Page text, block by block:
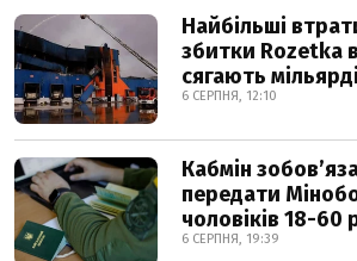
Найбільші
збитки Rozetka
сягають
6 СЕРПНЯ, 12:10
Кабмін
передати
чоловіків 18-60
6 СЕРПНЯ, 19:39